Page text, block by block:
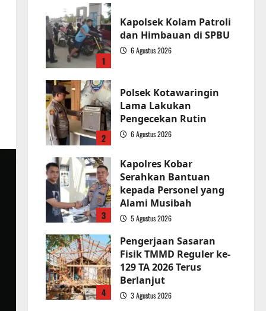
1
Kapolsek Kolam Patroli
dan Himbauan di SPBU
6 Agustus 2026
2
Polsek Kotawaringin
Lama Lakukan
Pengecekan Rutin
6 Agustus 2026
3
Kapolres Kobar
Serahkan Bantuan
kepada Personel yang
Alami Musibah
5 Agustus 2026
4
Pengerjaan Sasaran
Fisik TMMD Reguler ke-
129 TA 2026 Terus
Berlanjut
3 Agustus 2026